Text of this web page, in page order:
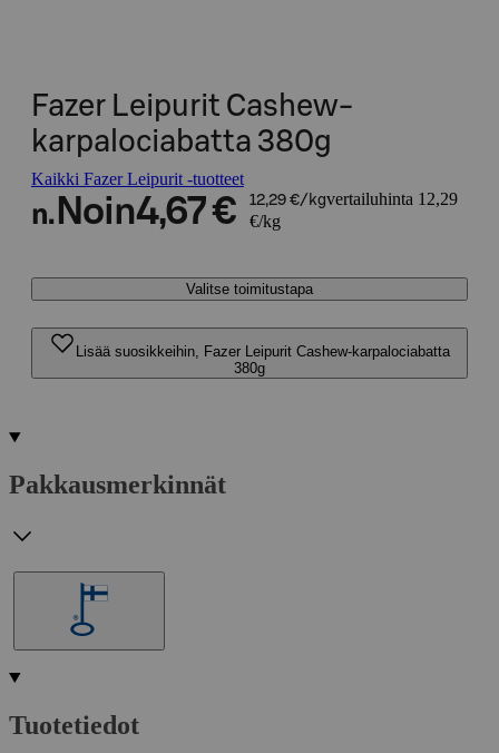
Fazer Leipurit Cashew-
karpalociabatta 380g
Kaikki Fazer Leipurit -tuotteet
n. Noin4,67 € 12,29 €/kgvertailuhinta 12,29
€/kg
Valitse toimitustapa
Lisää suosikkeihin, Fazer Leipurit Cashew-karpalociabatta
380g
Pakkausmerkinnät
Tuotetiedot